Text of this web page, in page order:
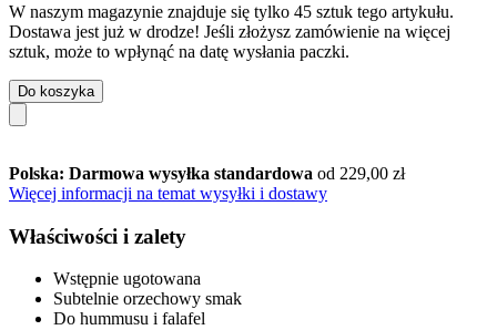
W naszym magazynie znajduje się tylko 45 sztuk tego artykułu.
Dostawa jest już w drodze! Jeśli złożysz zamówienie na więcej
sztuk, może to wpłynąć na datę wysłania paczki.
Do koszyka
Polska: Darmowa wysyłka standardowa od 229,00 zł
Więcej informacji na temat wysyłki i dostawy
Właściwości i zalety
Wstępnie ugotowana
Subtelnie orzechowy smak
Do hummusu i falafel